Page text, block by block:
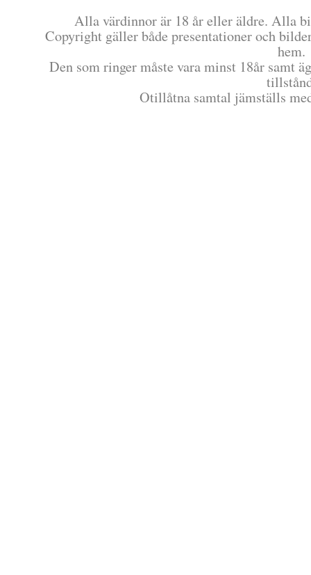
Alla värdinnor är 18 år eller äldre. Alla
Copyright gäller både presentationer och
hem.
Den som ringer måste vara minst 18år samt
Otillåtna samtal jämställs